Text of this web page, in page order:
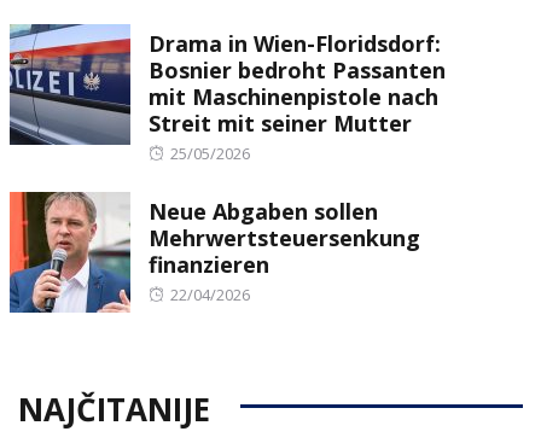
Drama in Wien-Floridsdorf:
Bosnier bedroht Passanten
mit Maschinenpistole nach
Streit mit seiner Mutter
Posted
25/05/2026
Neue Abgaben sollen
Mehrwertsteuersenkung
finanzieren
Posted
22/04/2026
NAJČITANIJE